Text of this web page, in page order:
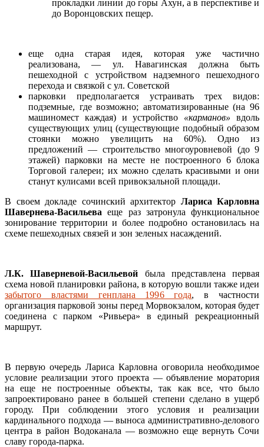
прокладки линии до горы Ахун, а в перспективе и
до Воронцовских пещер.
еще одна старая идея, которая уже частично
реализована, — ул. Навагинская должна быть
пешеходной с устройством надземного пешеходного
перехода и связкой с ул. Советской
парковки предполагается устраивать трех видов:
подземные, где возможно; автоматизированные (на 96
машиномест каждая) и устройство «карманов» вдоль
существующих улиц (существующие подобный образом
стоянки можно увелицить на 60%). Одно из
предложений — строительство многоуровневой (до 9
этажей) парковки на месте не построенного 6 блока
Торговой галереи; их можно сделать красивыми и они
станут кулисами всей привокзальной площади.
В своем докладе сочинский архитектор Лариса Карловна
Шавернева-Васильева еще раз затронула функциональное
зонирование территории и более подробно остановилась на
схеме пешеходных связей и зон зеленых насаждений.
Л.К. Шаверневой-Васильевой была представлена первая
схема новой планировки района, в которую вошли также идеи
забытого властями генплана 1996 года, в частности
организация парковой зоны перед Морвокзалом, которая будет
соединена с парком «Ривьера» в единый рекреационный
маршрут.
В первую очередь Лариса Карловна оговорила необходимое
условие реализации этого проекта — объявление моратория
на еще не построенные объекты, так как все, что было
запроектировано ранее в большей степени сделано в ущерб
городу. При соблюдении этого условия и реализации
кардинального подхода — выноса административно-делового
центра в район Водоканала — возможно еще вернуть Сочи
славу города-парка.